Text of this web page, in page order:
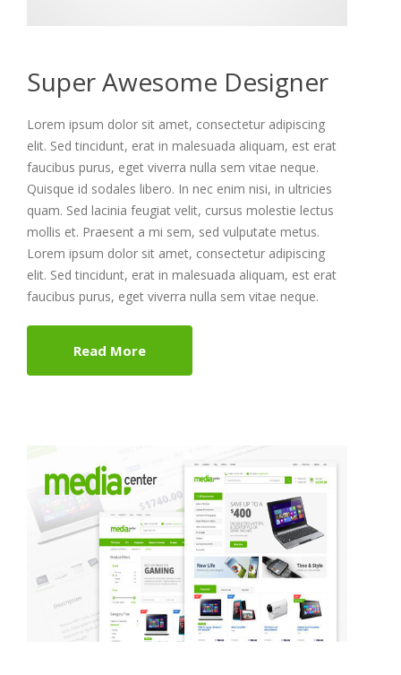
Super Awesome Designer
Lorem ipsum dolor sit amet, consectetur adipiscing
elit. Sed tincidunt, erat in malesuada aliquam, est erat
faucibus purus, eget viverra nulla sem vitae neque.
Quisque id sodales libero. In nec enim nisi, in ultricies
quam. Sed lacinia feugiat velit, cursus molestie lectus
mollis et. Praesent a mi sem, sed vulputate metus.
Lorem ipsum dolor sit amet, consectetur adipiscing
elit. Sed tincidunt, erat in malesuada aliquam, est erat
faucibus purus, eget viverra nulla sem vitae neque.
Read More